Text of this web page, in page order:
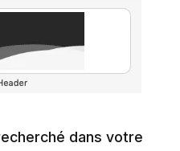
dans votre